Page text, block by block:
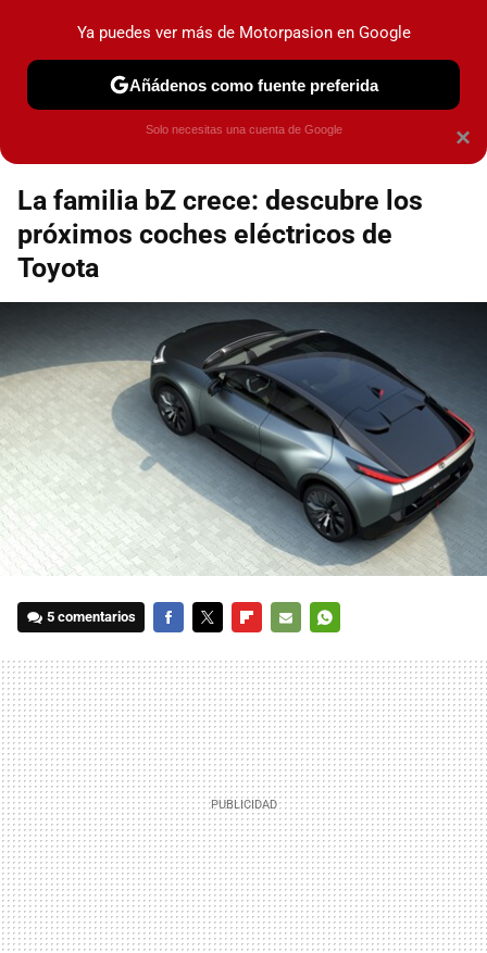
marca que se menciona
Espacio Toyota
La familia bZ crece: descubre los
próximos coches eléctricos de
Toyota
5 comentarios
MAIL
×
Ya puedes ver más de Motorpasion en Google
Añádenos como fuente preferida
Solo necesitas una cuenta de Google